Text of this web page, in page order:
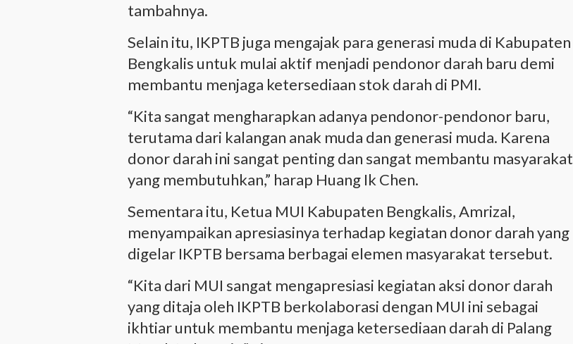
tambahnya.
Selain itu, IKPTB juga mengajak para generasi muda di Kabupaten
Bengkalis untuk mulai aktif menjadi pendonor darah baru demi
membantu menjaga ketersediaan stok darah di PMI.
“Kita sangat mengharapkan adanya pendonor-pendonor baru,
terutama dari kalangan anak muda dan generasi muda. Karena
donor darah ini sangat penting dan sangat membantu masyarakat
yang membutuhkan,” harap Huang Ik Chen.
Sementara itu, Ketua MUI Kabupaten Bengkalis, Amrizal,
menyampaikan apresiasinya terhadap kegiatan donor darah yang
digelar IKPTB bersama berbagai elemen masyarakat tersebut.
“Kita dari MUI sangat mengapresiasi kegiatan aksi donor darah
yang ditaja oleh IKPTB berkolaborasi dengan MUI ini sebagai
ikhtiar untuk membantu menjaga ketersediaan darah di Palang